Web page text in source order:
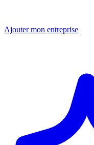
Ajouter mon entreprise